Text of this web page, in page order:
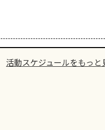
活動スケジュールをもっと